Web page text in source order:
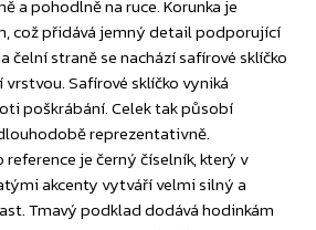
a pohodlně na ruce. Korunka je
což přidává jemný detail podporující
čelní straně se nachází safírové sklíčko
Safírové sklíčko vyniká
poškrábání. Celek tak působí
reprezentativně.
je černý číselník, který v
akcenty vytváří velmi silný a
Tmavý podklad dodává hodinkám